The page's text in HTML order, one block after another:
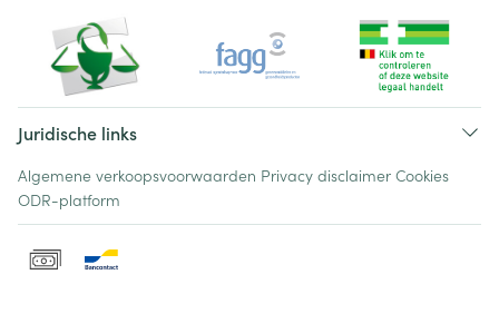
Juridische links
Algemene verkoopsvoorwaarden Privacy disclaimer Cookies
ODR-platform